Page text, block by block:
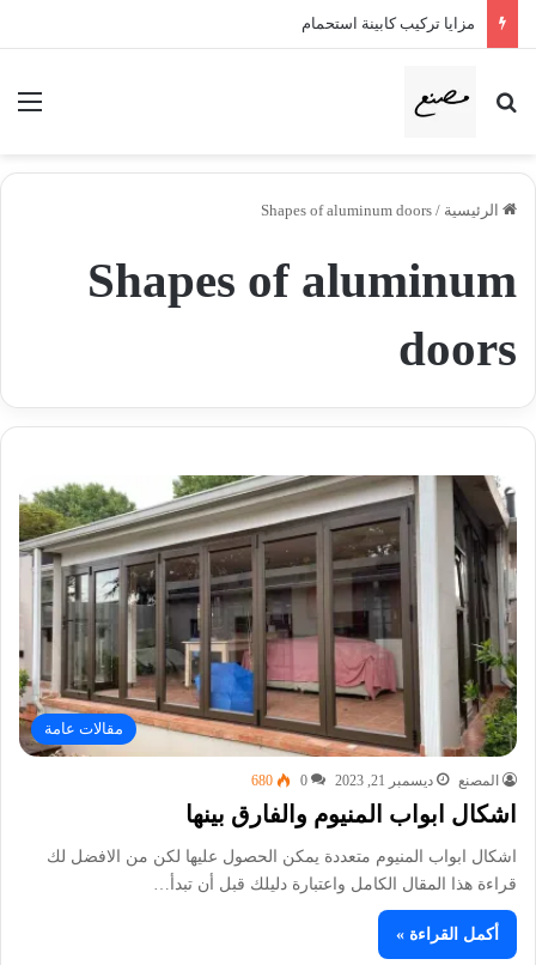
مزايا تركيب كابينة استحمام
بحث عن
الرئيسية /
Shapes of aluminum doors
Shapes of aluminum
doors
مقالات عامة
المصنع ديسمبر 21, 2023 0
680
اشكال ابواب المنيوم والفارق بينها
اشكال ابواب المنيوم متعددة يمكن الحصول عليها لكن من الافضل لك
قراءة هذا المقال الكامل واعتبارة دليلك قبل أن تبدأ…
أكمل القراءة »